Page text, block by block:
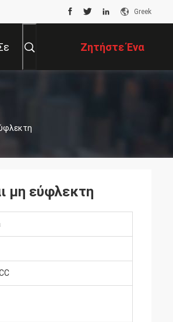
Greek
Ζητήστε Ένα
Απόσπασμα
μη εύφλεκτη